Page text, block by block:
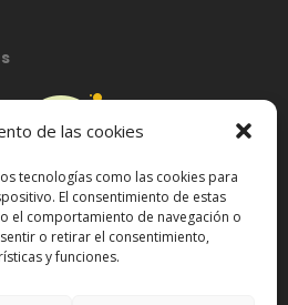
de las cookies
tecnologías como las cookies para
El consentimiento de estas
el comportamiento de navegación o
o retirar el consentimiento,
y funciones.